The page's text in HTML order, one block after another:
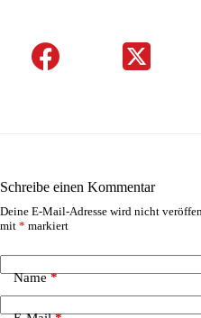
Schreibe einen Kommentar
Deine E-Mail-Adresse wird nicht
mit * markiert
Name*